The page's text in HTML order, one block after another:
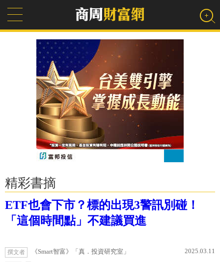
精彩書摘
ETF也會下市？標的出現3警訊別碰！
「這個時間點」不建議買進
撰文者 《Smart智富》「真．投資研究室」 2025.03.11